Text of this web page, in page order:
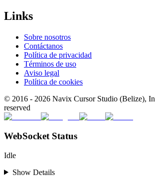
Links
Sobre nosotros
Contáctanos
Política de privacidad
Términos de uso
Aviso legal
Política de cookies
© 2016 - 2026 Navix Cursor Studio (Belize),
reserved
WebSocket Status
Idle
Show Details